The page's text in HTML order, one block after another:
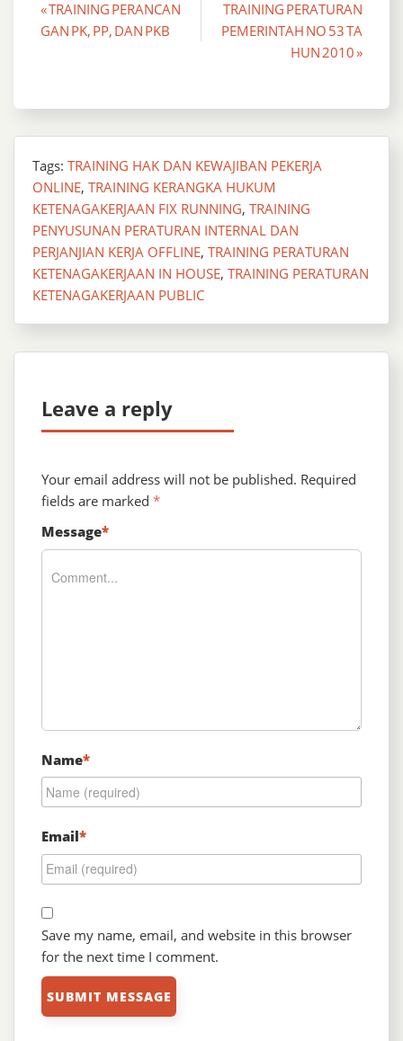
Post
navigation
« TRAINING PERANCAN
GAN PK, PP, DAN PKB
TRAINING PERATURAN
PEMERINTAH NO 53 TA
HUN 2010 »
Tags: TRAINING HAK DAN KEWAJIBAN PEKERJA
ONLINE, TRAINING KERANGKA HUKUM
KETENAGAKERJAAN FIX RUNNING, TRAINING
PENYUSUNAN PERATURAN INTERNAL DAN
PERJANJIAN KERJA OFFLINE, TRAINING PERATURAN
KETENAGAKERJAAN IN HOUSE, TRAINING PERATURAN
KETENAGAKERJAAN PUBLIC
Leave a reply
Your email address will not be published. Required
fields are marked *
Message*
Name*
Email*
Save my name, email, and website in this browser
for the next time I comment.